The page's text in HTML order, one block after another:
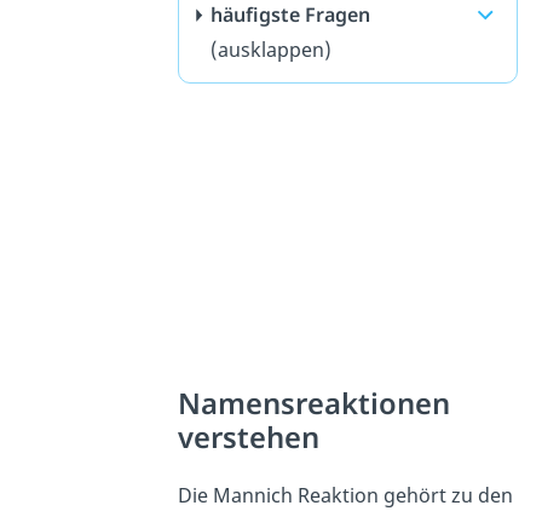
häufigste Fragen
(ausklappen)
Namensreaktionen
verstehen
Die Mannich Reaktion gehört zu den